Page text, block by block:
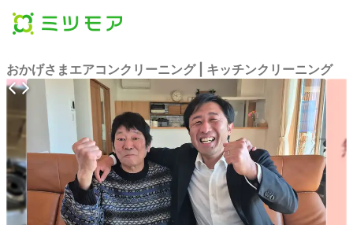
おかげさまエアコンクリーニング | キッチンクリーニング